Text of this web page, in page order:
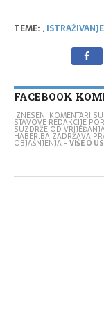
TEME: , ISTRAŽIVANJE
FACEBOOK
IZNESENI KOMENTARI
STAVOVE REDAKCIJE
SUZDRŽE OD
HABER.BA ZADRŽAVA
OBJAŠNJENJA -VIŠE O